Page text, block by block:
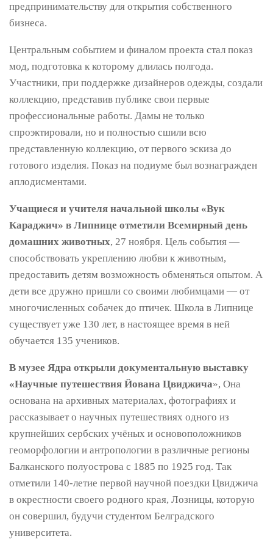
предпринимательству для открытия собственного
бизнеса.
Центральным событием и финалом проекта стал показ
мод, подготовка к которому длилась полгода.
Участники, при поддержке дизайнеров одежды, создали
коллекцию, представив публике свои первые
профессиональные работы. Дамы не только
спроэктировали, но и полностью сшили всю
представленную коллекцию, от первого эскиза до
готового изделия. Показ на подиуме был вознагражден
аплодисментами.
Учащиеся и учителя начальной школы «Вук
Караджич» в Липнице отметили Всемирный день
домашних животных, 27 ноября. Цель события —
способствовать укреплению любви к животным,
предоставить детям возможность обменяться опытом. А
дети все дружно пришли со своими любимцами — от
многочисленных собачек до птичек. Школа в Липнице
существует уже 130 лет, в настоящее время в ней
обучается 135 учеников.
В музее Ядра открыли документальную выставку
«Научные путешествия Йована Цвиджича», Она
основана на архивных материалах, фотографиях и
рассказывает о научных путешествиях одного из
крупнейших сербских учёных и основоположников
геоморфологии и антропологии в различные регионы
Балканского полуострова с 1885 по 1925 год. Так
отметили 140-летие первой научной поездки Цвиджича
в окрестности своего родного края, Лозницы, которую
он совершил, будучи студентом Белградского
университета.